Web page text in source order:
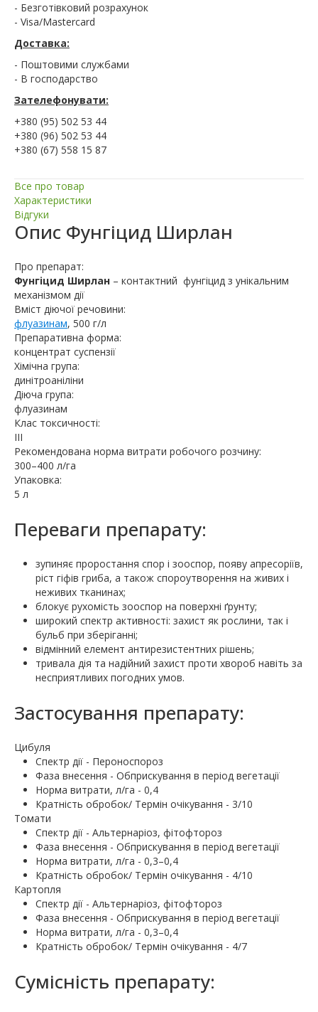
- Безготівковий розрахунок
- Visa/Mastercard
Доставка:
- Поштовими службами
- В господарство
Зателефонувати:
+380 (95) 502 53 44
+380 (96) 502 53 44
+380 (67) 558 15 87
Все про товар
Характеристики
Відгуки
Опис Фунгіцид Ширлан
Про препарат:
Фунгіцид Ширлан – контактний фунгіцид з унікальним
механізмом дії
Вміст діючої речовини:
флуазинам, 500 г/л
Препаративна форма:
концентрат суспензії
Хімічна група:
динітроаніліни
Діюча група:
флуазинам
Клас токсичності:
III
Рекомендована норма витрати робочого розчину:
300–400 л/га
Упаковка:
5 л
Переваги препарату:
зупиняє проростання спор і зооспор, появу апресоріїв,
ріст гіфів гриба, а також спороутворення на живих і
неживих тканинах;
блокує рухомість зооспор на поверхні ґрунту;
широкий спектр активності: захист як рослини, так і
бульб при зберіганні;
відмінний елемент антирезистентних рішень;
тривала дія та надійний захист проти хвороб навіть за
несприятливих погодних умов.
Застосування препарату:
Цибуля
Спектр дії - Пероноспороз
Фаза внесення - Обприскування в період вегетації
Норма витрати, л/га - 0,4
Кратність обробок/ Термін очікування - 3/10
Томати
Спектр дії - Альтернаріоз, фітофтороз
Фаза внесення - Обприскування в період вегетації
Норма витрати, л/га - 0,3–0,4
Кратність обробок/ Термін очікування - 4/10
Картопля
Спектр дії - Альтернаріоз, фітофтороз
Фаза внесення - Обприскування в період вегетації
Норма витрати, л/га - 0,3–0,4
Кратність обробок/ Термін очікування - 4/7
Сумісність препарату: